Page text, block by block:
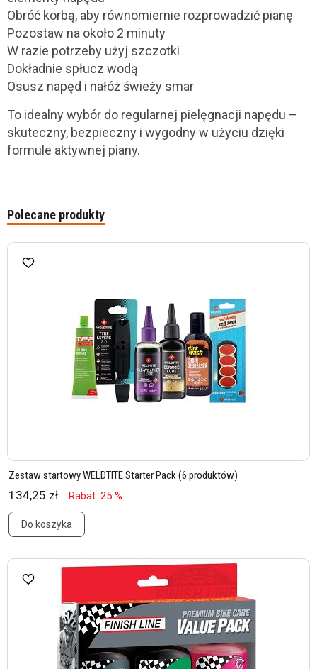
Obróć korbą, aby równomiernie rozprowadzić pianę
Pozostaw na około 2 minuty
W razie potrzeby użyj szczotki
Dokładnie spłucz wodą
Osusz napęd i nałóż świeży smar
To idealny wybór do regularnej pielęgnacji napędu –
skuteczny, bezpieczny i wygodny w użyciu dzięki
formule aktywnej piany.
Polecane produkty
Zestaw startowy WELDTITE Starter Pack (6 produktów)
134,25 zł Rabat: 25 %
Do koszyka